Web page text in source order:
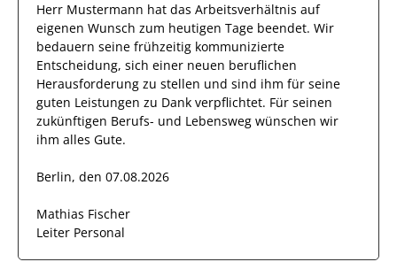
Herr Mustermann hat das Arbeitsverhältnis auf
eigenen Wunsch zum heutigen Tage beendet. Wir
bedauern seine frühzeitig kommunizierte
Entscheidung, sich einer neuen beruflichen
Herausforderung zu stellen und sind ihm für seine
guten Leistungen zu Dank verpflichtet. Für seinen
zukünftigen Berufs- und Lebensweg wünschen wir
ihm alles Gute.
Berlin, den 07.08.2026
Mathias Fischer
Leiter Personal